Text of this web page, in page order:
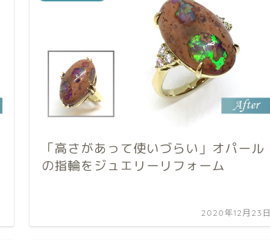
「高さがあって使いづらい」オパール
の指輪をジュエリーリフォーム
2020年12月23日